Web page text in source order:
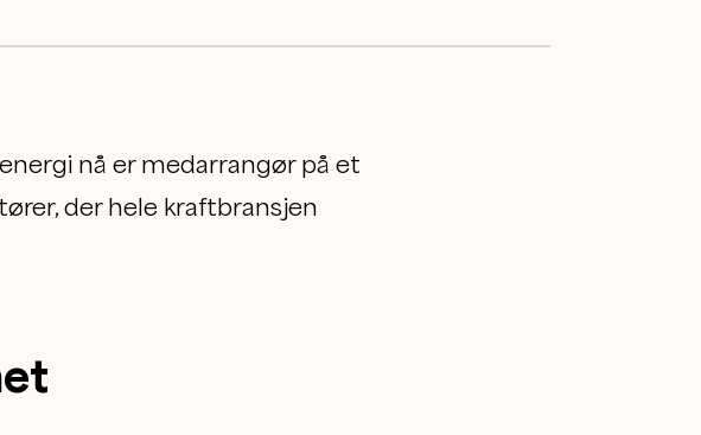
nå er medarrangør på et
der hele kraftbransjen